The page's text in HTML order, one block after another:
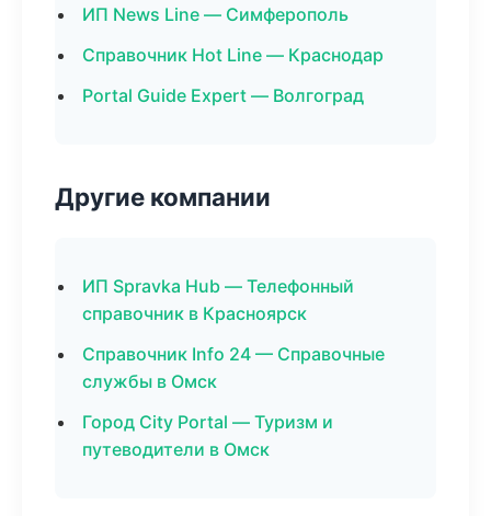
ИП News Line — Симферополь
Справочник Hot Line — Краснодар
Portal Guide Expert — Волгоград
Другие компании
ИП Spravka Hub — Телефонный
справочник в Красноярск
Справочник Info 24 — Справочные
службы в Омск
Город City Portal — Туризм и
путеводители в Омск